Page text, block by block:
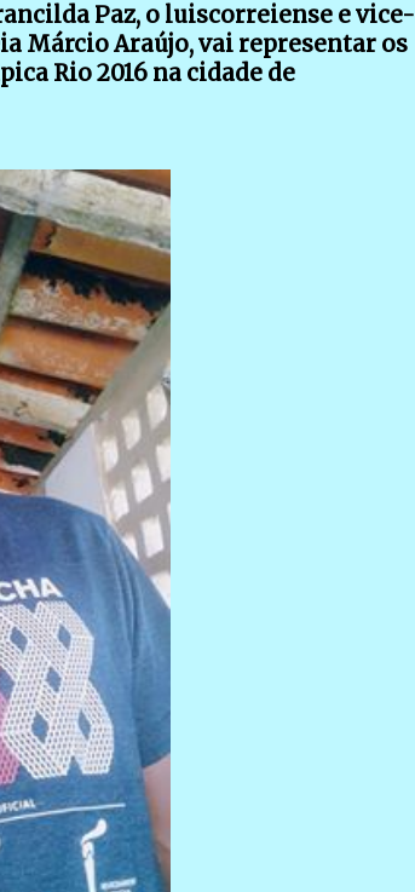
Paz, o luiscorreiense e vice-
Márcio Araújo, vai representar os
Rio 2016 na cidade de